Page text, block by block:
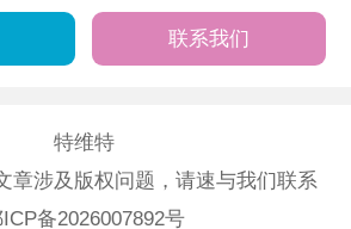
联系我们
特维特
章涉及版权问题，请速与我们联系
备2026007892号